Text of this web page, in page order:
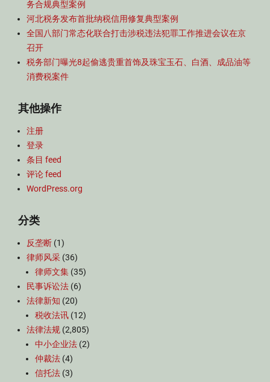
务合规典型案例
河北税务发布首批纳税信用修复典型案例
全国八部门常态化联合打击涉税违法犯罪工作推进会议在京
召开
税务部门曝光8起偷逃贵重首饰及珠宝玉石、白酒、成品油等
消费税案件
其他操作
注册
登录
条目 feed
评论 feed
WordPress.org
分类
反垄断 (1)
律师风采 (36)
律师文集 (35)
民事诉讼法 (6)
法律新知 (20)
税收法讯 (12)
法律法规 (2,805)
中小企业法 (2)
仲裁法 (4)
信托法 (3)